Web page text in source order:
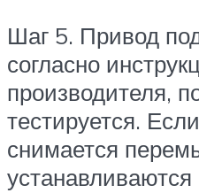
Шаг 5. Привод
согласно
производителя,
тестируется.
снимается